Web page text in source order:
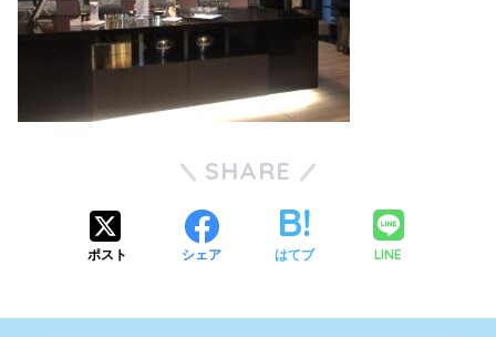
SHARE
ポスト シェア はてブ LINE